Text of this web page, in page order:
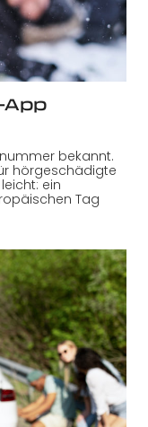
App
bekannt.
hörgeschädigte
ein
Tag